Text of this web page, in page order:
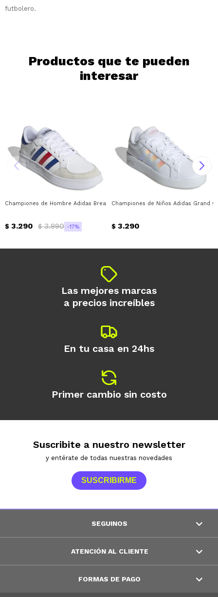
futbolero.
Productos que te pueden
interesar
Championes de Hombre Adidas Breaknet 2.0 Adidas - Blanco - Azul - Rojo
$ 3.290 $ 3.990 17
Championes de Niños Adidas Grand
$ 3.290
Las mejores marcas
a precios increíbles
En tu casa en 24hs
Primer cambio sin costo
Suscribite a nuestro newsletter
y entérate de todas nuestras novedades
SUSCRIBIRME
SEGUINOS
ATENCIÓN AL CLIENTE
FORMAS DE PAGO